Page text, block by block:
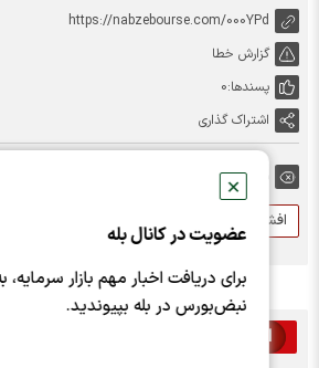
✕
عضویت در کانال بله
برای دریافت اخبار مهم بازار سرمایه،
نبض‌بورس در بله بپیوندید.
https://nabzebourse.com/000YPd
گزارش خطا
پسندها:0
اشتراک گذاری
برچسب ها:
افشای اطلاعات با اهمیت
اخبار مرتبط